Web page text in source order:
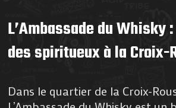
L’Ambassade du Whisky
des spiritueux à la Croix-
Dans le quartier de la Croix-